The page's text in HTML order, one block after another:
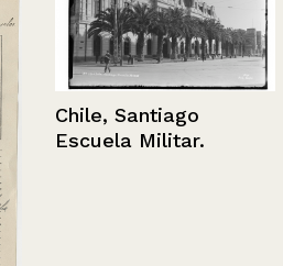
Chile, Santiago
Escuela Militar.